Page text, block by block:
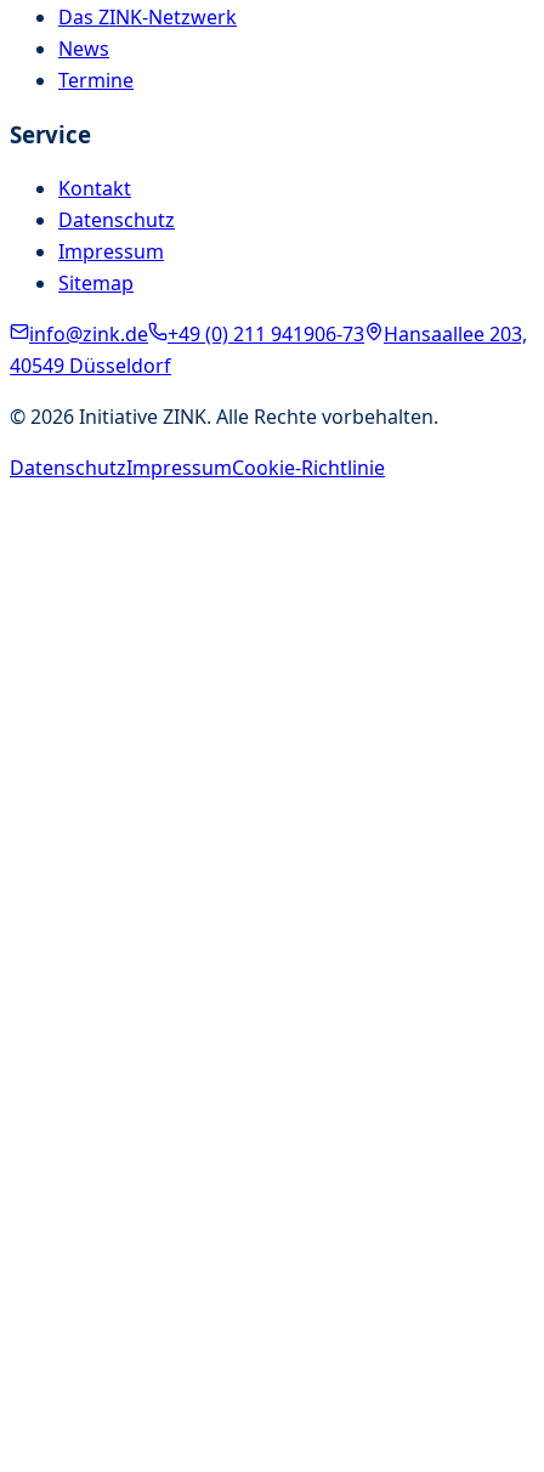
Das ZINK-Netzwerk
News
Termine
Service
Kontakt
Datenschutz
Impressum
Sitemap
info@zink.de
+49 (0) 211 941906-73
Hansaallee 203,
40549 Düsseldorf
©2026Initiative ZINK. Alle Rechte vorbehalten.
DatenschutzImpressumCookie-Richtlinie